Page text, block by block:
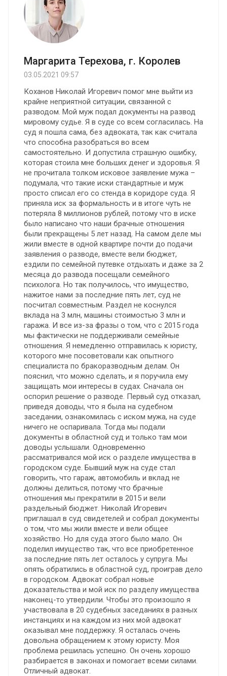
Маргарита Терехова, г. Королев
03.05.2021 09:57
Коханов Николай Игоревич помог мне выйти из
крайне неприятной ситуации, связанной с
разводом. Мой муж подал документы на развод
мировому судье. Я в суде со всем согласилась. На
суд я пошла сама, без адвоката, так как считала
что способна разобраться во всем
самостоятельно. И допустила страшную ошибку,
которая стоила мне больших денег и здоровья. Я
не прочитала толком исковое заявление мужа –
подумала, что такие иски стандартные и муж
просто списал его со стенда в коридоре суда. Я
приняла иск за формальность и в итоге чуть не
потеряла 8 миллионов рублей, потому что в иске
было написано что наши брачные отношения
были прекращены 5 лет назад. На самом деле мы
жили вместе в одной квартире почти до подачи
заявления о разводе, вместе вели бюджет,
ездили по семейной путевке отдыхать и даже за 2
месяца до развода посещали семейного
психолога. Но так получилось, что имущество,
нажитое нами за последние пять лет, суд не
посчитал совместным. Раздел не коснулся
вклада на 3 млн, машины стоимостью 3 млн и
гаража. И все из-за фразы о том, что с 2015 года
мы фактически не поддерживали семейные
отношения. Я немедленно отправилась к юристу,
которого мне посоветовали как опытного
специалиста по бракоразводным делам. Он
пояснил, что можно сделать, и я поручила ему
защищать мои интересы в судах. Сначала он
оспорил решение о разводе. Первый суд отказал,
приведя доводы, что я была на судебном
заседании, ознакомилась с иском мужа, на суде
ничего не оспаривала. Тогда мы подали
документы в областной суд и только там мои
доводы услышали. Одновременно
рассматривался мой иск о разделе имущества в
городском суде. Бывший муж на суде стал
говорить, что гараж, автомобиль и вклад не
должны делиться, потому что брачные
отношения мы прекратили в 2015 и вели
раздельный бюджет. Николай Игоревич
приглашал в суд свидетелей и собрал документы
о том, что мы жили вместе и вели общее
хозяйство. Но для суда этого было мало. Он
поделил имущество так, что все приобретенное
за последние пять лет осталось у супруга. Мы
опять обратились в областной суд, проиграв дело
в городском. Адвокат собрал новые
доказательства и мой иск по разделу имущества
наконец-то утвердили. Чтобы это произошло я
участвовала в 20 судебных заседаниях в разных
инстанциях и на каждом из них мой адвокат
оказывал мне поддержку. Я осталась очень
довольна обращением к этому юристу. Моя
проблема решилась успешно. Он очень хорошо
разбирается в законах и помогает всеми силами.
Отличный адвокат.